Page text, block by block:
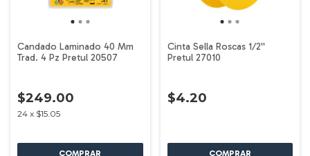
Candado Laminado 40 Mm
Trad. 4 Pz Pretul 20507
$249.00
24 x $15.05
Cinta Sella Roscas 1/2''
Pretul 27010
$4.20